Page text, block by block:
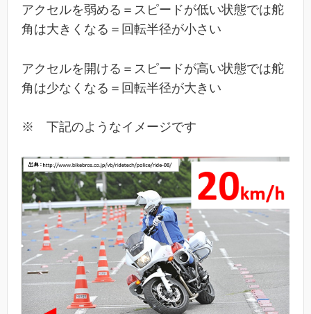
アクセルを弱める＝スピードが低い状態では舵
角は大きくなる＝回転半径が小さい
アクセルを開ける＝スピードが高い状態では舵
角は少なくなる＝回転半径が大きい
※ 下記のようなイメージです